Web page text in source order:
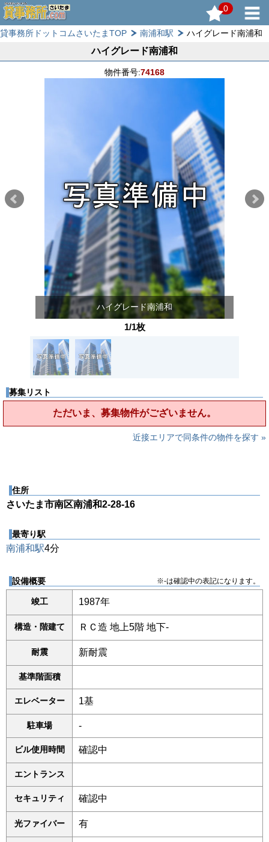
0
貸事務所ドットコムさいたまTOP 南浦和駅 ハイグレード南浦和
ハイグレード南浦和
物件番号:74168
ハイグレード南浦和
1/1枚
募集リスト
ただいま、募集物件がございません。
近接エリアで同条件の物件を探す »
住所
さいたま市南区南浦和2-28-16
最寄り駅
南浦和駅4分
設備概要 ※-は確認中の表記になります。
竣工 1987年
構造・階建て ＲＣ造 地上5階 地下-
耐震 新耐震
基準階面積
エレベーター 1基
駐車場 -
ビル使用時間 確認中
エントランス
セキュリティ 確認中
光ファイバー 有